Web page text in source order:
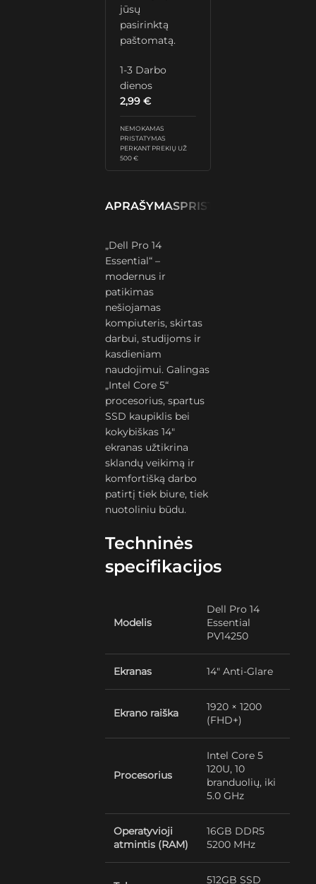
jūsų
pasirinktą
paštomatą.
1-3 Darbo
dienos
2,99€
NEMOKAMAS
PRISTATYMAS
PERKANT PREKIŲ UŽ
500 €
APRAŠYMASPRISTATYMAS IR
„Dell Pro 14
Essential“ –
modernus ir
patikimas
nešiojamas
kompiuteris, skirtas
darbui, studijoms ir
kasdieniam
naudojimui. Galingas
„Intel Core 5“
procesorius, spartus
SSD kaupiklis bei
kokybiškas 14″
ekranas užtikrina
sklandų veikimą ir
komfortišką darbo
patirtį tiek biure, tiek
nuotoliniu būdu.
Techninės
specifikacijos
Modelis
Dell Pro 14
Essential
PV14250
Ekranas 14″ Anti-Glare
Ekrano raiška
1920 × 1200
(FHD+)
Procesorius
Intel Core 5
120U, 10
branduolių, iki
5.0 GHz
Operatyvioji
atmintis (RAM)
16GB DDR5
5200 MHz
512GB SSD